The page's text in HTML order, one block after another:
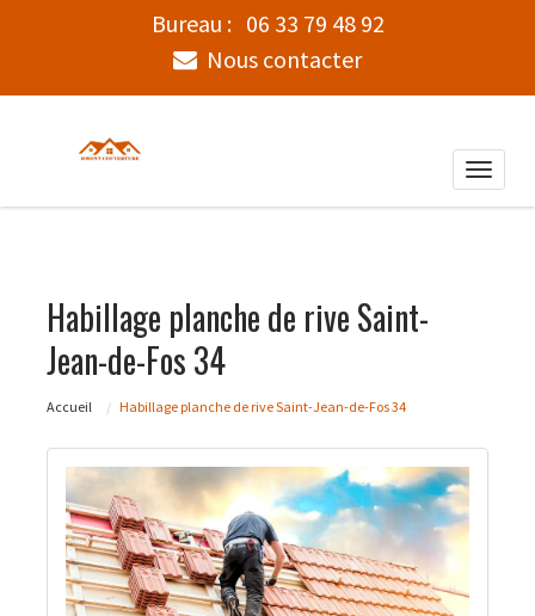
Bureau : 06 33 79 48 92
Nous contacter
Toggle
Habillage planche de rive Saint-
Jean-de-Fos 34
Accueil Habillage planche de rive Saint-Jean-de-Fos 34